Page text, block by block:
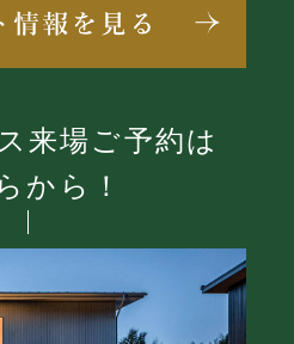
来場ご予約は
から！